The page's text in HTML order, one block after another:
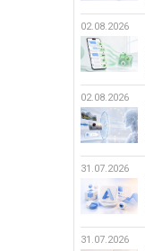
02.08.2026
02.08.2026
31.07.2026
31.07.2026